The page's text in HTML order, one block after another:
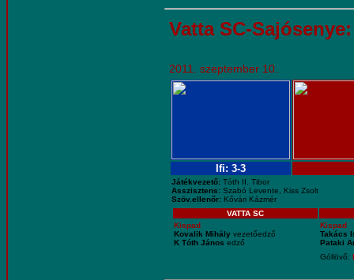
Vatta SC-
2011. szeptember 10.
Ifi: 3-3
Játékvezető: Tóth II. Tibor
Asszisztens: Szabó Levente, Kiss Zsolt
Szöv.ellenőr: Kővári Kázmér
VATTA SC
Kispad
Kovalik Mihály vezetőedző
K Tóth János edző
Kispad
Takács
Pataki
Góllövő: